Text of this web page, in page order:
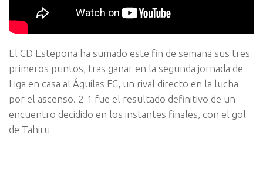
El CD Estepona ha sumado este fin de semana sus tres
primeros puntos, tras ganar en la segunda jornada de
Liga en casa al Águilas FC, un rival directo en la lucha
por el ascenso. 2-1 fue el resultado definitivo de un
encuentro decidido en los instantes finales, con el gol
de Tahiru